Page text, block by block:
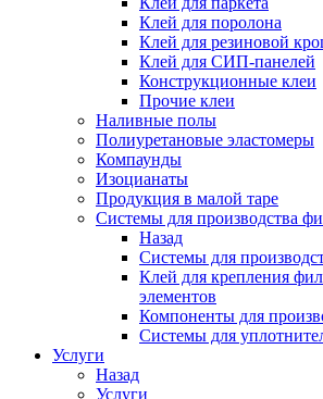
Клей для поролона
Клей для резиновой
Клей для СИП-панелей
Конструкционные клеи
Прочие клеи
Наливные полы
Полиуретановые эластомеры
Компаунды
Изоцианаты
Продукция в малой таре
Системы для производства
Назад
Системы для
Клей для крепления
элементов
Компоненты для
Системы для
Услуги
Назад
Услуги